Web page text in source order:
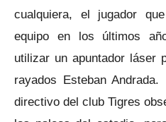
cualquiera, el jugador
equipo en los últimos
utilizar un apuntador láser
rayados Esteban
directivo del club Tigres